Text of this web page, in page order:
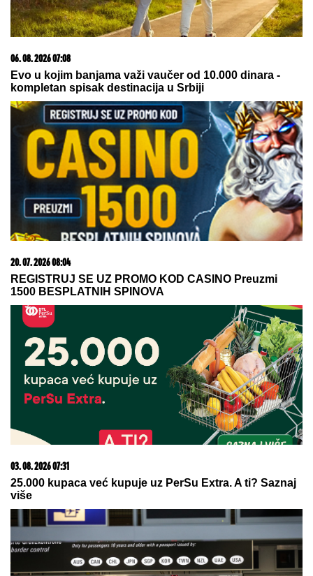
07. 08. 2026 09:14
савезу Загреба, Тиране и Приштине
07. 08. 2026 15:07
Блокадери померили своје границе: За пожаре је
крива Српска православна црква
23. 07. 2026 12:47
Letnje večeri u gradu više nisu rezervisane za vikend:
Zašto sve više ljudi bira večeru koja se spontano
pretvori u druženje
06. 08. 2026 07:08
Evo u kojim banjama važi vaučer od 10.000 dinara -
kompletan spisak destinacija u Srbiji